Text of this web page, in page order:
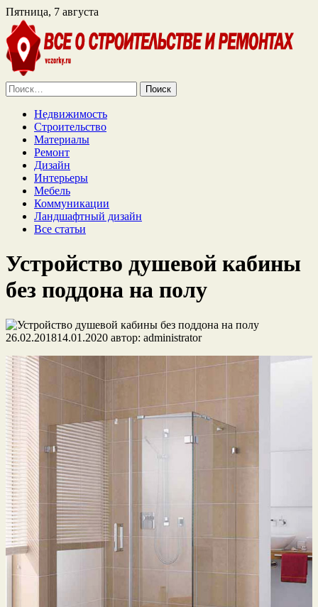
Пятница, 7 августа
Найти:
Недвижимость
Строительство
Материалы
Ремонт
Дизайн
Интерьеры
Мебель
Коммуникации
Ландшафтный дизайн
Все статьи
Устройство душевой кабины
без поддона на полу
26.02.201814.01.2020 автор: administrator